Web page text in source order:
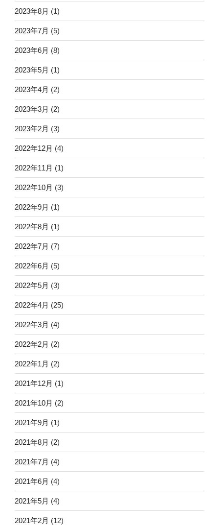
2023年8月 (1)
2023年7月 (5)
2023年6月 (8)
2023年5月 (1)
2023年4月 (2)
2023年3月 (2)
2023年2月 (3)
2022年12月 (4)
2022年11月 (1)
2022年10月 (3)
2022年9月 (1)
2022年8月 (1)
2022年7月 (7)
2022年6月 (5)
2022年5月 (3)
2022年4月 (25)
2022年3月 (4)
2022年2月 (2)
2022年1月 (2)
2021年12月 (1)
2021年10月 (2)
2021年9月 (1)
2021年8月 (2)
2021年7月 (4)
2021年6月 (4)
2021年5月 (4)
2021年2月 (12)